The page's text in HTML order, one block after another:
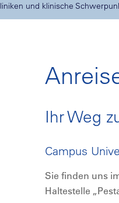
und klinische
Ihr Weg
Campus
Sie finden uns
Haltestelle